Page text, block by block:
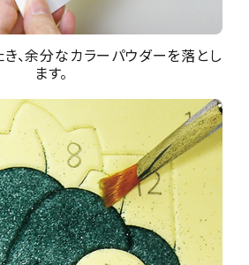
、余分なカラーパウダーを落とし
ます。